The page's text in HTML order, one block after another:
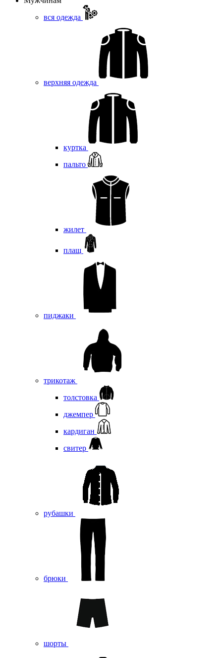
вся одежда
верхняя одежда
куртка
пальто
жилет
плащ
пиджаки
трикотаж
толстовка
джемпер
кардиган
свитер
рубашки
брюки
шорты